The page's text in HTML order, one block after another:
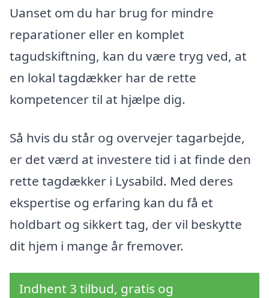
Uanset om du har brug for mindre
reparationer eller en komplet
tagudskiftning, kan du være tryg ved, at
en lokal tagdækker har de rette
kompetencer til at hjælpe dig.
Så hvis du står og overvejer tagarbejde,
er det værd at investere tid i at finde den
rette tagdækker i Lysabild. Med deres
ekspertise og erfaring kan du få et
holdbart og sikkert tag, der vil beskytte
dit hjem i mange år fremover.
Indhent 3 tilbud, gratis og